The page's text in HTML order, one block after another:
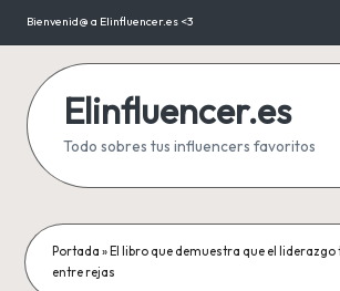
Saltar
contenido
Bienvenid@ a Elinfluencer.es <3
Elinfluencer.es
Todo sobres tus influencers favoritos
Portada » El libro que demuestra que el
entre rejas